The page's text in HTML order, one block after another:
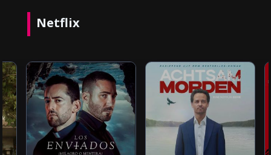
Netflix